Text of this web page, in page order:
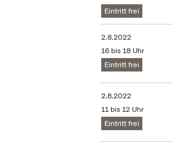
Eintritt frei
2.8.2022
16 bis 18 Uhr
Eintritt frei
2.8.2022
11 bis 12 Uhr
Eintritt frei